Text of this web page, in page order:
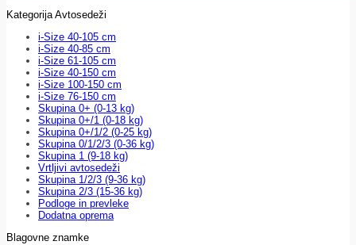
Kategorija Avtosedeži
i-Size 40-105 cm
i-Size 40-85 cm
i-Size 61-105 cm
i-Size 40-150 cm
i-Size 100-150 cm
i-Size 76-150 cm
Skupina 0+ (0-13 kg)
Skupina 0+/1 (0-18 kg)
Skupina 0+/1/2 (0-25 kg)
Skupina 0/1/2/3 (0-36 kg)
Skupina 1 (9-18 kg)
Vrtljivi avtosedeži
Skupina 1/2/3 (9-36 kg)
Skupina 2/3 (15-36 kg)
Podloge in prevleke
Dodatna oprema
Blagovne znamke